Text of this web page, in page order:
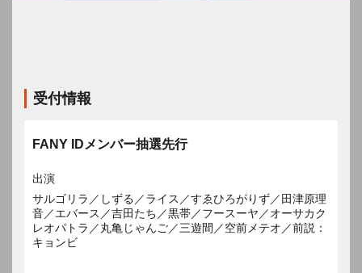
受付情報
FANY IDメンバー抽選先行
出演
サルゴリラ／しずる／ライス／すゑひろがりず／田津原理
音／エバース／吉田たち／黒帯／フースーヤ／オーサカク
レオパトラ／丸亀じゃんご／三遊間／空前メテオ／前説：
キョンビ